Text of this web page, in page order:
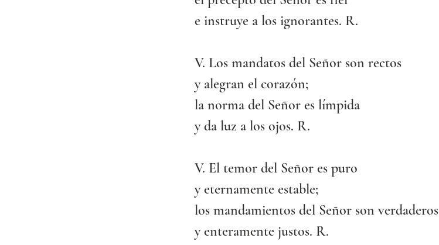
e instruye a los ignorantes. R.
V. Los mandatos del Señor son rectos
y alegran el corazón;
la norma del Señor es límpida
y da luz a los ojos. R.
V. El temor del Señor es puro
y eternamente estable;
los mandamientos del Señor son verdaderos
y enteramente justos. R.